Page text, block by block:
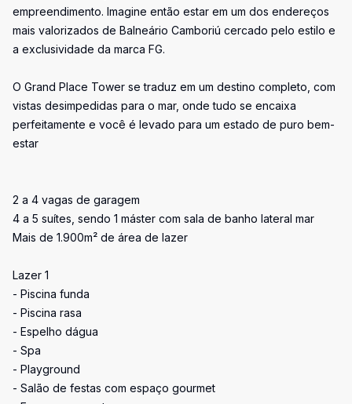
empreendimento. Imagine então estar em um dos endereços
mais valorizados de Balneário Camboriú cercado pelo estilo e
a exclusividade da marca FG.
O Grand Place Tower se traduz em um destino completo, com
vistas desimpedidas para o mar, onde tudo se encaixa
perfeitamente e você é levado para um estado de puro bem-
estar
2 a 4 vagas de garagem
4 a 5 suítes, sendo 1 máster com sala de banho lateral mar
Mais de 1.900m² de área de lazer
Lazer 1
- Piscina funda
- Piscina rasa
- Espelho dágua
- Spa
- Playground
- Salão de festas com espaço gourmet